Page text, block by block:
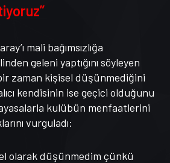
mali bağımsızlığa
geleni yaptığını söyleyen
zaman kişisel düşünmediğini
kendisinin ise geçici olduğunu
kulübün menfaatlerini
vurguladı:
olarak düşünmedim çünkü